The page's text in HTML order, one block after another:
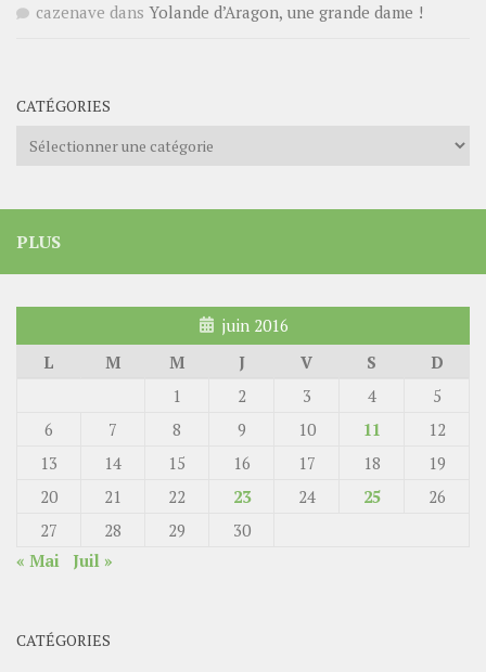
cazenave dans Yolande d’Aragon, une grande dame !
CATÉGORIES
Catégories
PLUS
juin 2016
L
M M J V S
D
1
2 3 4
5
6
7 8 9 10 11
12
13
14 15 16 17 18
19
20
21 22 23 24 25
26
27
28 29
30
« Mai
Juil »
CATÉGORIES